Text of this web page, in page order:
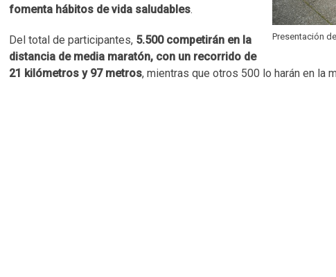
Presentación
fomenta hábitos de vida saludables.
Del total de participantes, 5.500 competirán en la
distancia de media maratón, con un recorrido de
21 kilómetros y 97 metros, mientras que otros 500 lo harán en la